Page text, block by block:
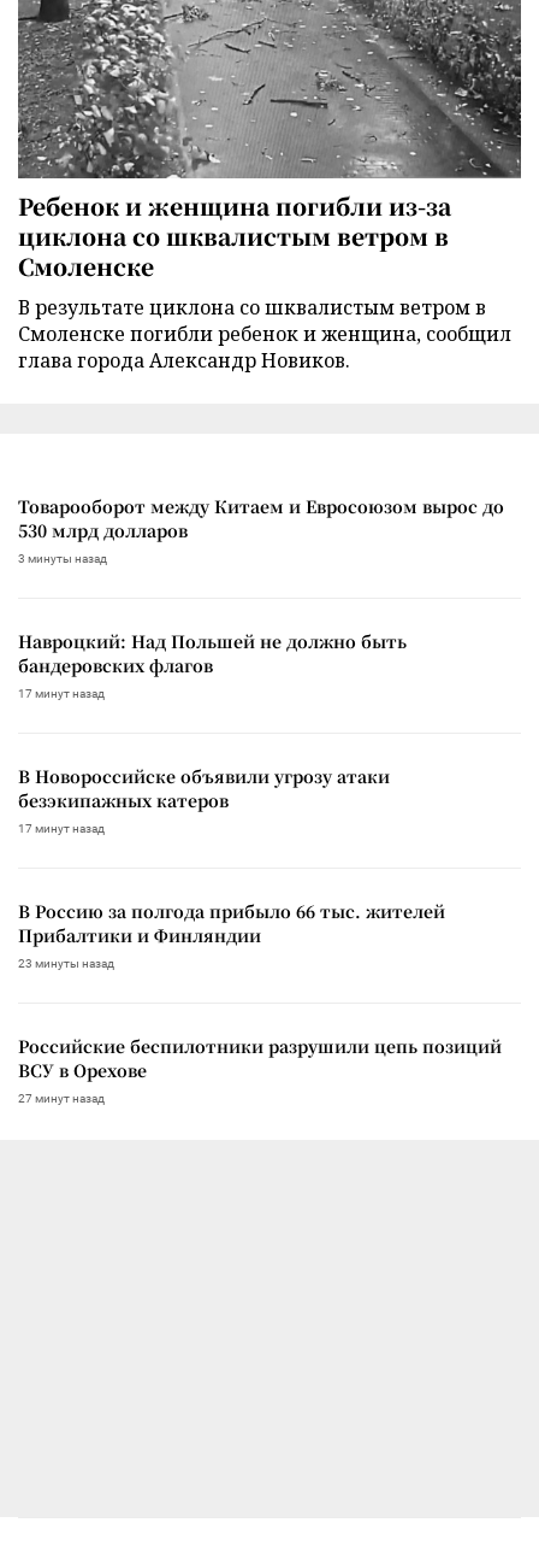
Ребенок и женщина погибли из-за
циклона со шквалистым ветром в
Смоленске
В результате циклона со шквалистым ветром в
Смоленске погибли ребенок и женщина, сообщил
глава города Александр Новиков.
Товарооборот между Китаем и Евросоюзом вырос до
530 млрд долларов
3 минуты назад
Навроцкий: Над Польшей не должно быть
бандеровских флагов
17 минут назад
В Новороссийске объявили угрозу атаки
безэкипажных катеров
17 минут назад
В Россию за полгода прибыло 66 тыс. жителей
Прибалтики и Финляндии
23 минуты назад
Российские беспилотники разрушили цепь позиций
ВСУ в Орехове
27 минут назад